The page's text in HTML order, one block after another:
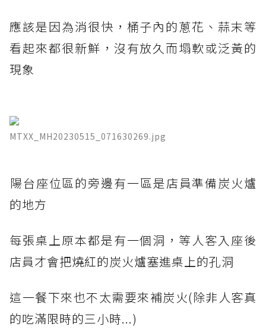
應該是因為消很快，桶子內的蔥花、蒜末等
看起來都很新鮮，沒有放久而塌軟或泛黃的
現象
MTXX_MH20230515_071630269.jpg
​陽台座位區的旁邊有一區是店員準備炭火爐
的地方
每張桌上原本都是有一個洞，等人客入座後
店員才會把燒紅的炭火爐塞進桌上的孔洞
這一餐下來也不太需要來補炭火(除非人客真
的吃滿限時的三小時...)